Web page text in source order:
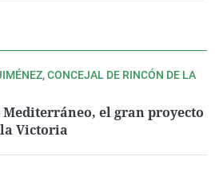
CONCEJAL DE RINCÓN DE LA
el gran proyecto
Victoria